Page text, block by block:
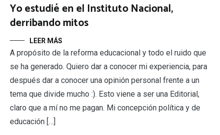
Yo estudié en el Instituto Nacional,
derribando mitos
LEER MÁS
A propósito de la reforma educacional y todo el ruido que
se ha generado. Quiero dar a conocer mi experiencia, para
después dar a conocer una opinión personal frente a un
tema que divide mucho :). Esto viene a ser una Editorial,
claro que a mí no me pagan. Mi concepción política y de
educación […]